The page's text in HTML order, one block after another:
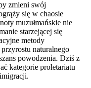
zmieni swój
się w chaosie
muzułmańskie nie
starzejącej się
metody
naturalnego
powodzenia. Dziś z
kategorie proletariatu